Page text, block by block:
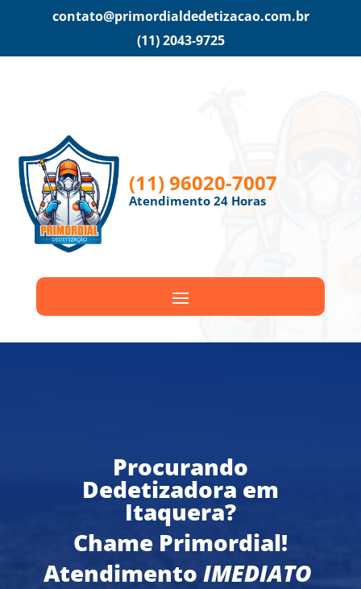
contato@primordialdedetizacao.com.br
(11) 2043-9725
(11) 96020-7007
Atendimento 24 Horas
Procurando
Dedetizadora em
Itaquera?
Chame Primordial!
Atendimento IMEDIATO